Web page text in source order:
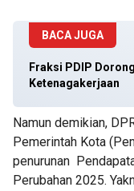
BACA JUGA
Fraksi PDIP
Ketenagakerjaan
Namun demikian,
Pemerintah Kota
penurunan
Perubahan 2025.